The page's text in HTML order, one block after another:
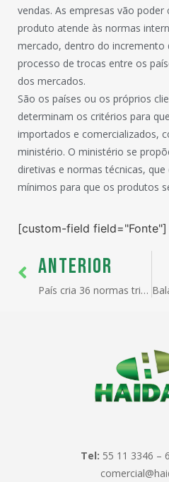
vendas. As empresas vão
produto atende às normas
mercado, dentro do incremento
processo de trocas entre os
dos mercados.
São os países ou os próprios
determinam os critérios para
importados e comercializados,
ministério. O ministério se
diretivas e normas técnicas,
mínimos para que os produtos
[custom-field field="Fonte"]
ANTERIOR
País cria 36 normas tributárias ao dia desde 1988
Tel: 55 11 3346 –